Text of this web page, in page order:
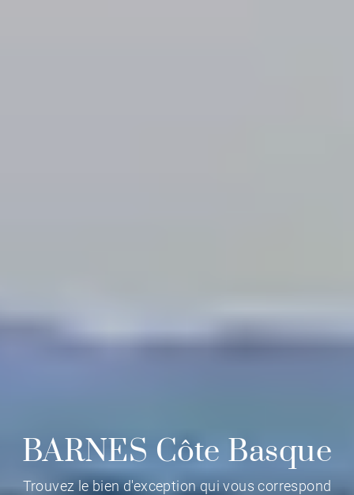
BARNES Côte Basque
Trouvez le bien d'exception qui vous correspond